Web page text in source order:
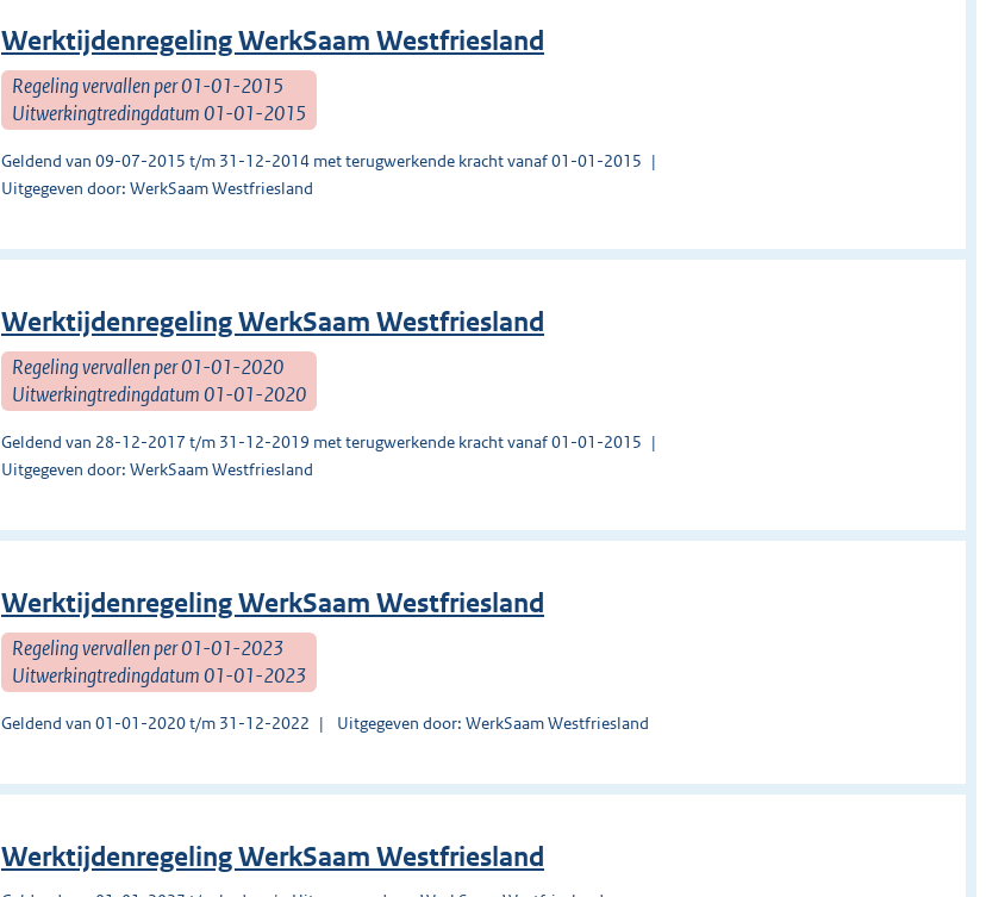
Werktijdenregeling WerkSaam Westfriesland
Regeling vervallen per 01-01-2015
Uitwerkingtredingdatum 01-01-2015
Geldend van 09-07-2015 t/m 31-12-2014 met terugwerkende kracht vanaf 01-01-2015
Uitgegeven door: WerkSaam Westfriesland
Werktijdenregeling WerkSaam Westfriesland
Regeling vervallen per 01-01-2020
Uitwerkingtredingdatum 01-01-2020
Geldend van 28-12-2017 t/m 31-12-2019 met terugwerkende kracht vanaf 01-01-2015
Uitgegeven door: WerkSaam Westfriesland
Werktijdenregeling WerkSaam Westfriesland
Regeling vervallen per 01-01-2023
Uitwerkingtredingdatum 01-01-2023
Geldend van 01-01-2020 t/m 31-12-2022 Uitgegeven door: WerkSaam Westfriesland
Werktijdenregeling WerkSaam Westfriesland